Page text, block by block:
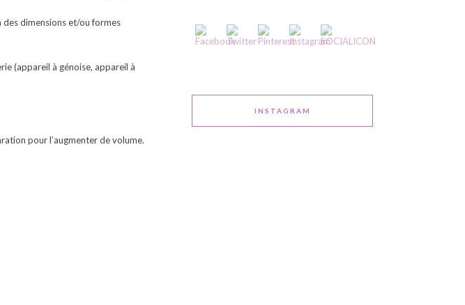
des dimensions et/ou formes
(appareil à génoise, appareil à
pour l’augmenter de volume.
INSTAGRAM